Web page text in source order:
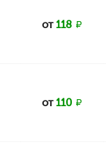
от118
от110